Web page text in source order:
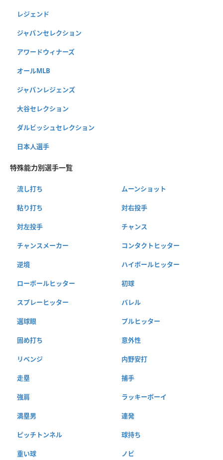
レジェンド
ジャパンセレクション
アワードウィナーズ
オールMLB
ジャパンレジェンズ
大谷セレクション
ダルビッシュセレクション
日本人選手
特殊能力別選手一覧
流し打ち ムーンショット
粘り打ち 対右投手
対左投手 チャンス
チャンスメーカー コンタクトヒッター
逆境 ハイボールヒッター
ローボールヒッター 初球
スプレーヒッター バレル
選球眼 プルヒッター
固め打ち 意外性
リベンジ 内野安打
走塁 捕手
強肩 ラッキーボーイ
満塁男 連発
ピッチトンネル 球持ち
重い球 ノビ